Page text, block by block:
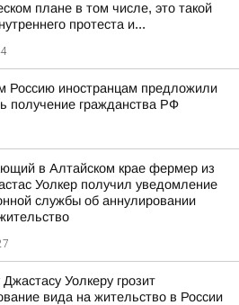
плане в том числе, это такой
протеста и...
Россию иностранцам предложили
получение гражданства РФ
в Алтайском крае фермер из
Уолкер получил уведомление
службы об аннулировании
Уолкеру грозит
вида на жительство в России